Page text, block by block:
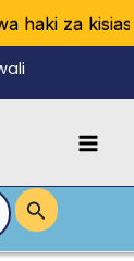
haki za